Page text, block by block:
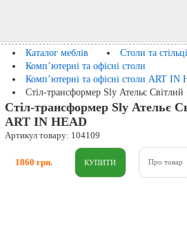
Каталог меблів
Столи та стільці
Комп’ютерні та офісні столи
Комп’ютерні та офісні столи ART IN
Стіл-трансформер Sly Ательє
Стіл-трансформер Sly Ательє
ART IN HEAD
Артикул товару: 104109
1860 грн. Про товар